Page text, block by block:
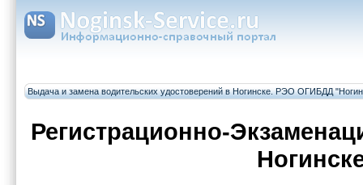
Выдача и замена водительских удостоверений в Ногинске. РЭО ОГИБДД
Регистрационно-